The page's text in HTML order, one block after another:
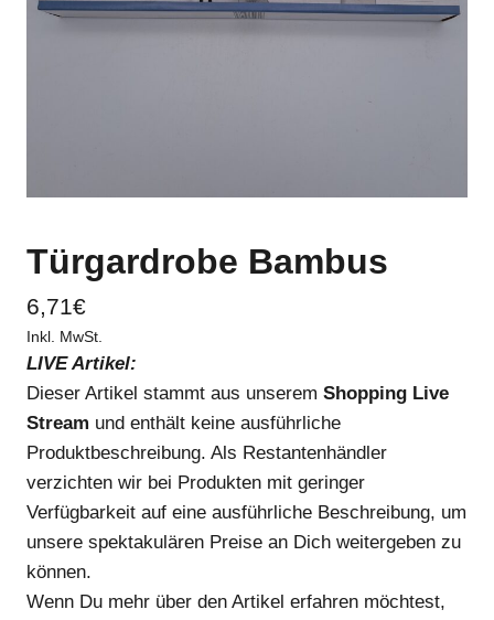
Türgardrobe Bambus
6,71€
Inkl. MwSt.
LIVE Artikel:
Dieser Artikel stammt aus unserem Shopping Live
Stream und enthält keine ausführliche
Produktbeschreibung. Als Restantenhändler
verzichten wir bei Produkten mit geringer
Verfügbarkeit auf eine ausführliche Beschreibung, um
unsere spektakulären Preise an Dich weitergeben zu
können.
Wenn Du mehr über den Artikel erfahren möchtest,